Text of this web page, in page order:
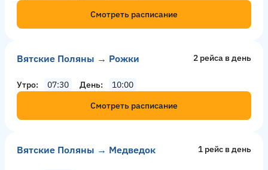
Смотреть расписание
Вятские Поляны → Рожки 2 рейсa в день
Утро 07:30 День
10:00
Смотреть расписание
Вятские Поляны → Медведок 1 рейс в день